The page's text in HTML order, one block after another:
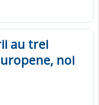
au trei
noi